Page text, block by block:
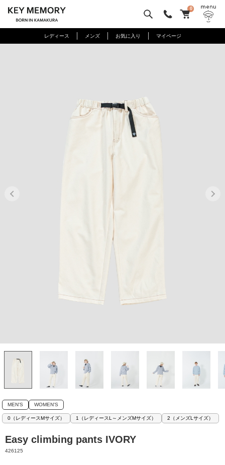
0
レディース メンズ お気に入り マイページ
MEN'S WOMEN'S
0（レディースMサイズ） 1（レディースL～メンズMサイズ） 2（メンズLサイズ）
Easy climbing pants IVORY
426125